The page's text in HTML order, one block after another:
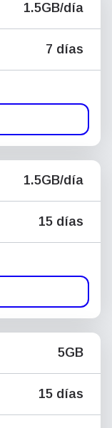
1.5GB/día
7 días
1.5GB/día
15 días
5GB
15 días